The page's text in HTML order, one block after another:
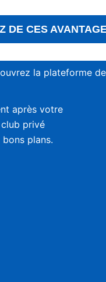
DE CES
la plateforme
après votre
privé
plans.